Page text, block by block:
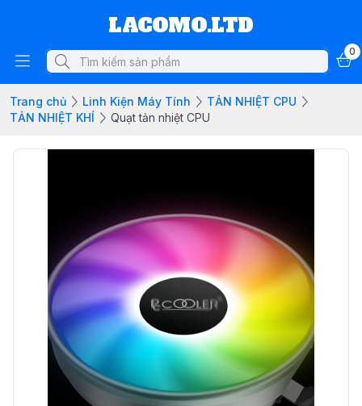
LACOMO.LTD
0
Trang chủ Linh Kiện Máy Tính
TẢN NHIỆT CPU
TẢN NHIỆT KHÍ
Quạt tản nhiệt CPU